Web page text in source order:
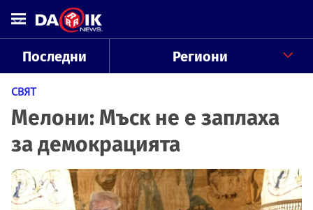
Последни Региони
СВЯТ
Мелони: Мъск не е заплаха
за демокрацията